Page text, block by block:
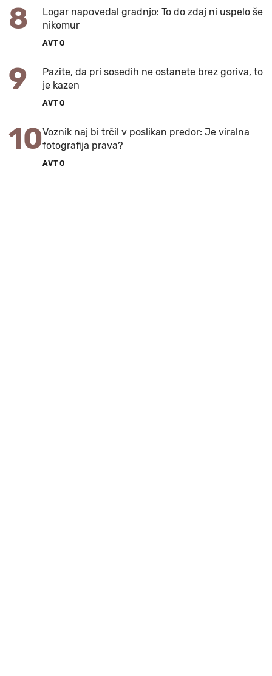
8
Logar napovedal gradnjo: To do zdaj ni uspelo še
nikomur
AVTO
9
Pazite, da pri sosedih ne ostanete brez goriva, to
je kazen
AVTO
10Voznik naj bi trčil v poslikan predor: Je viralna
fotografija prava?
AVTO